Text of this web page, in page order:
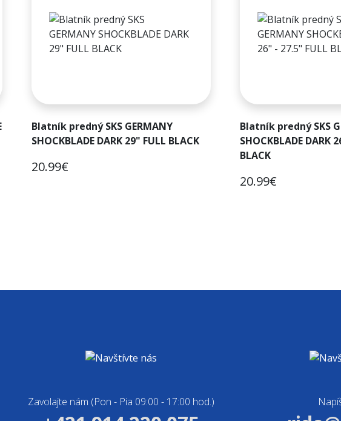
Blatník predný SKS GERMANY
SHOCKBLADE DARK 29" FULL BLACK
20.99€
Blatník predný SKS
SHOCKBLADE DARK
BLACK
20.99€
Zavolajte nám (Pon - Pia 09:00 - 17:00 hod.)